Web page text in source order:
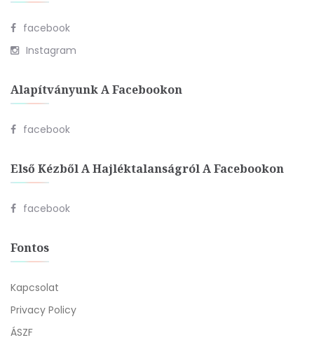
facebook
Instagram
Alapítványunk A Facebookon
facebook
Első Kézből A Hajléktalanságról A Facebookon
facebook
Fontos
Kapcsolat
Privacy Policy
ÁSZF